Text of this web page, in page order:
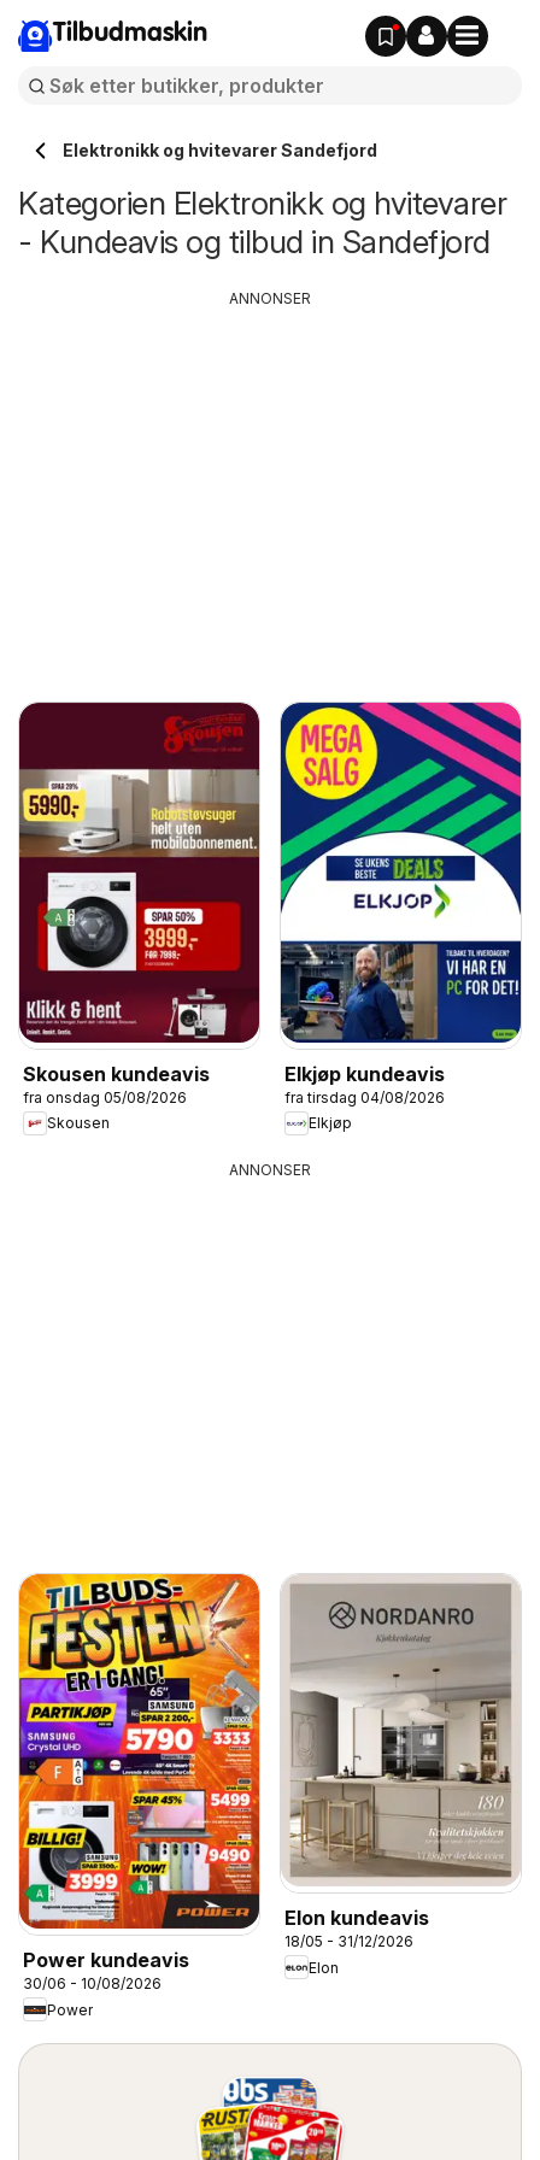
Tilbudmaskin
Elektronikk og hvitevarer Sandefjord
Kategorien Elektronikk og hvitevarer
- Kundeavis og tilbud in Sandefjord
Skousen kundeavis
fra onsdag 05/08/2026
Skousen
Elkjøp kundeavis
fra tirsdag 04/08/2026
Elkjøp
ANNONSER
ANNONSER
Power kundeavis
30/06 - 10/08/2026
Power
Elon kundeavis
18/05 - 31/12/2026
Elon